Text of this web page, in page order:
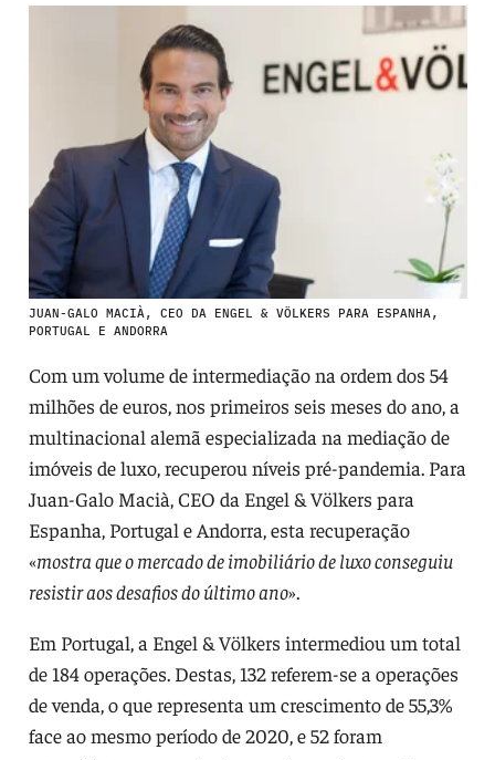
JUAN-GALO MACIÀ, CEO DA ENGEL & VÖLKERS PARA ESPANHA,
PORTUGAL E ANDORRA
Com um volume de intermediação na ordem dos 54
milhões de euros, nos primeiros seis meses do ano, a
multinacional alemã especializada na mediação de
imóveis de luxo, recuperou níveis pré-pandemia. Para
Juan-Galo Macià, CEO da Engel & Völkers para
Espanha, Portugal e Andorra, esta recuperação
«mostra que o mercado de imobiliário de luxo conseguiu
resistir aos desafios do último ano».
Em Portugal, a Engel & Völkers intermediou um total
de 184 operações. Destas, 132 referem-se a operações
de venda, o que representa um crescimento de 55,3%
face ao mesmo período de 2020, e 52 foram